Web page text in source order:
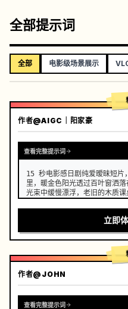
全部提示词
全部 电影级场景展示
作者@AIGC｜阳家豪
查看完整提示词
15 秒电影感日剧纯爱暧昧短片
里，暖金色阳光透过百叶窗洒
光束中缓慢漂浮，老旧的木质
形、漂移或伪影，真实的胸部
模糊的背景，温暖的胶片颗粒
感。 …
立即
作者@JOHN
查看完整提示词